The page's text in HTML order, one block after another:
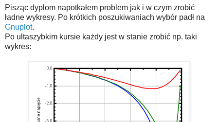
Pisząc dyplom napotkałem problem jak i w czym zrobić
ładne wykresy. Po krótkich poszukiwaniach wybór padł na
Gnuplot.
Po ultaszybkim kursie każdy jest w stanie zrobić np. taki
wykres: